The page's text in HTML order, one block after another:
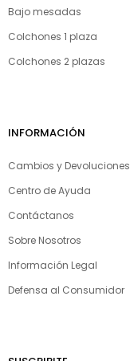
Bajo mesadas
Colchones 1 plaza
Colchones 2 plazas
INFORMACIÓN
Cambios y Devoluciones
Centro de Ayuda
Contáctanos
Sobre Nosotros
Información Legal
Defensa al Consumidor